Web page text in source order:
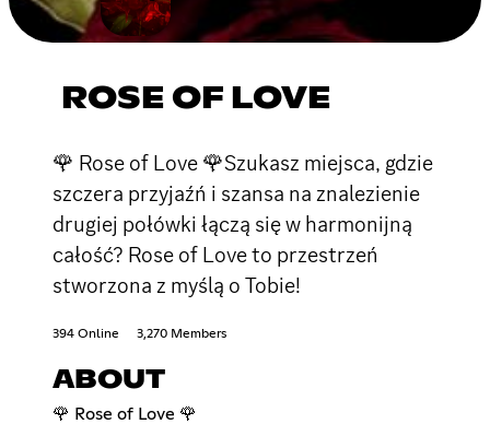
ROSE OF LOVE
🌹 Rose of Love 🌹Szukasz miejsca, gdzie
szczera przyjaźń i szansa na znalezienie
drugiej połówki łączą się w harmonijną
całość? Rose of Love to przestrzeń
stworzona z myślą o Tobie!
394 Online 3,270 Members
ABOUT
🌹 Rose of Love 🌹